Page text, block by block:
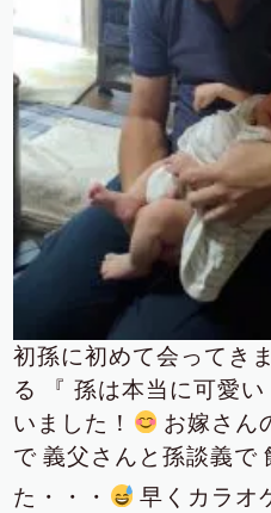
初孫に初めて会ってき
る
『 孫は本当に可愛
いました！
お嫁さん
で 義父さんと孫談義で
た・・・
早くカラオ